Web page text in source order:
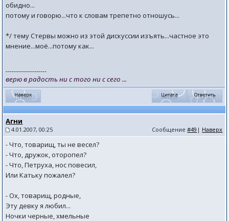
обидно...
потому и говорю...что к словам трепетно отношусь...
*/ тему Стервы можно из этой дискуссии изъять...частное это
мнение...моё...потому как...
--------------------
верю в радость ни с того ни с сего ...
Агни
4.01.2007, 00:25 Сообщение#49 | Наверх
- Что, товарищ, ты не весел?
- Что, дружок, оторопел?
- Что, Петруха, нос повесил,
Или Катьку пожалел?
- Ох, товарищ, родные,
Эту девку я любил...
Ночки черные, хмельные